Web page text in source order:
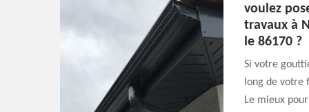
voulez
travaux à
le 86170 ?
Si votre
long de votre
Le mieux